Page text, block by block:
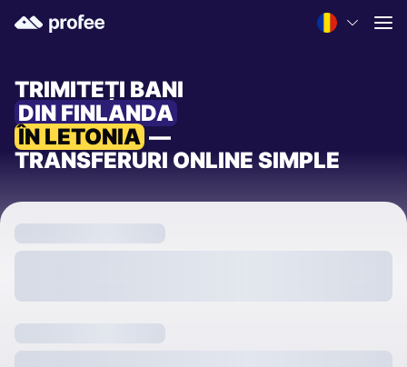
TRIMITEȚI BANI
DIN FINLANDA
ÎN LETONIA —
TRANSFERURI ONLINE SIMPLE